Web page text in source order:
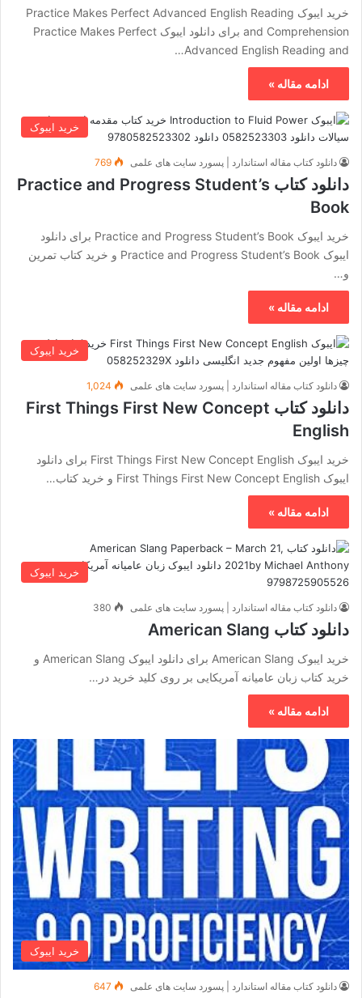
خرید ایبوک Practice Makes Perfect Advanced English Reading
and Comprehension برای دانلود ایبوک Practice Makes Perfect
Advanced English Reading and…
ادامه مقاله »
خرید ایبوک
دانلود کتاب مقاله استاندارد | پسورد سایت های علمی 769
دانلود کتاب Practice and Progress Student’s
Book
خرید ایبوک Practice and Progress Student’s Book برای دانلود
ایبوک Practice and Progress Student’s Book و خرید کتاب تمرین
و…
ادامه مقاله »
خرید ایبوک
دانلود کتاب مقاله استاندارد | پسورد سایت های علمی 1,024
دانلود کتاب First Things First New Concept
English
خرید ایبوک First Things First New Concept English برای دانلود
ایبوک First Things First New Concept English و خرید کتاب…
ادامه مقاله »
خرید ایبوک
دانلود کتاب مقاله استاندارد | پسورد سایت های علمی 380
دانلود کتاب American Slang
خرید ایبوک American Slang برای دانلود ایبوک American Slang و
خرید کتاب زبان عامیانه آمریکایی بر روی کلید خرید در…
ادامه مقاله »
خرید ایبوک
دانلود کتاب مقاله استاندارد | پسورد سایت های علمی 647